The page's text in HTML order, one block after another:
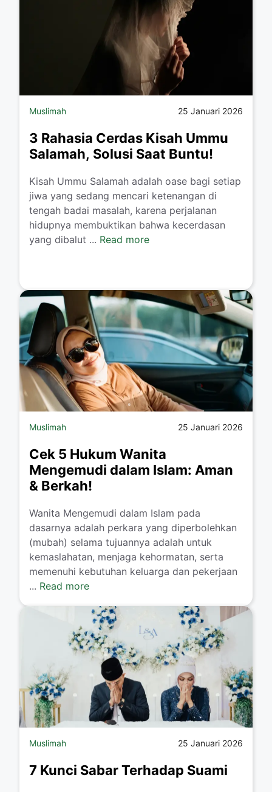
Muslimah 25 Januari 2026
3 Rahasia Cerdas Kisah Ummu
Salamah, Solusi Saat Buntu!
​Kisah Ummu Salamah adalah oase bagi setiap
jiwa yang sedang mencari ketenangan di
tengah badai masalah, karena perjalanan
hidupnya membuktikan bahwa kecerdasan
yang dibalut ... Read more
Muslimah 25 Januari 2026
Cek 5 Hukum Wanita
Mengemudi dalam Islam: Aman
& Berkah!
​Wanita Mengemudi dalam Islam pada
dasarnya adalah perkara yang diperbolehkan
(mubah) selama tujuannya adalah untuk
kemaslahatan, menjaga kehormatan, serta
memenuhi kebutuhan keluarga dan pekerjaan
... Read more
Muslimah 25 Januari 2026
7 Kunci Sabar Terhadap Suami